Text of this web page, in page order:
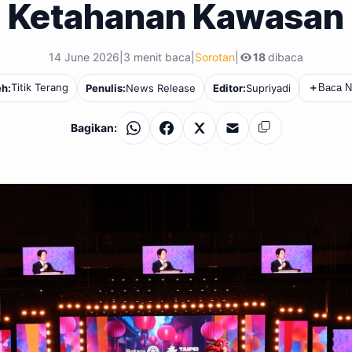
Ketahanan Kawasan
14 June 2026 3 menit baca Sorotan| 18 dibaca
Titik Terang Penulis:News Release Editor:Supriyadi ＋ Baca
Bagikan: WhatsAppFacebook
X EmailSalin